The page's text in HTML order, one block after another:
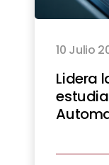
10 Julio
Lidera